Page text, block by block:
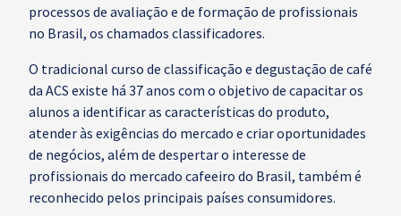
processos de avaliação e de formação de profissionais
no Brasil, os chamados classificadores.
O tradicional curso de classificação e degustação de café
da ACS existe há 37 anos com o objetivo de capacitar os
alunos a identificar as características do produto,
atender às exigências do mercado e criar oportunidades
de negócios, além de despertar o interesse de
profissionais do mercado cafeeiro do Brasil, também é
reconhecido pelos principais países consumidores.